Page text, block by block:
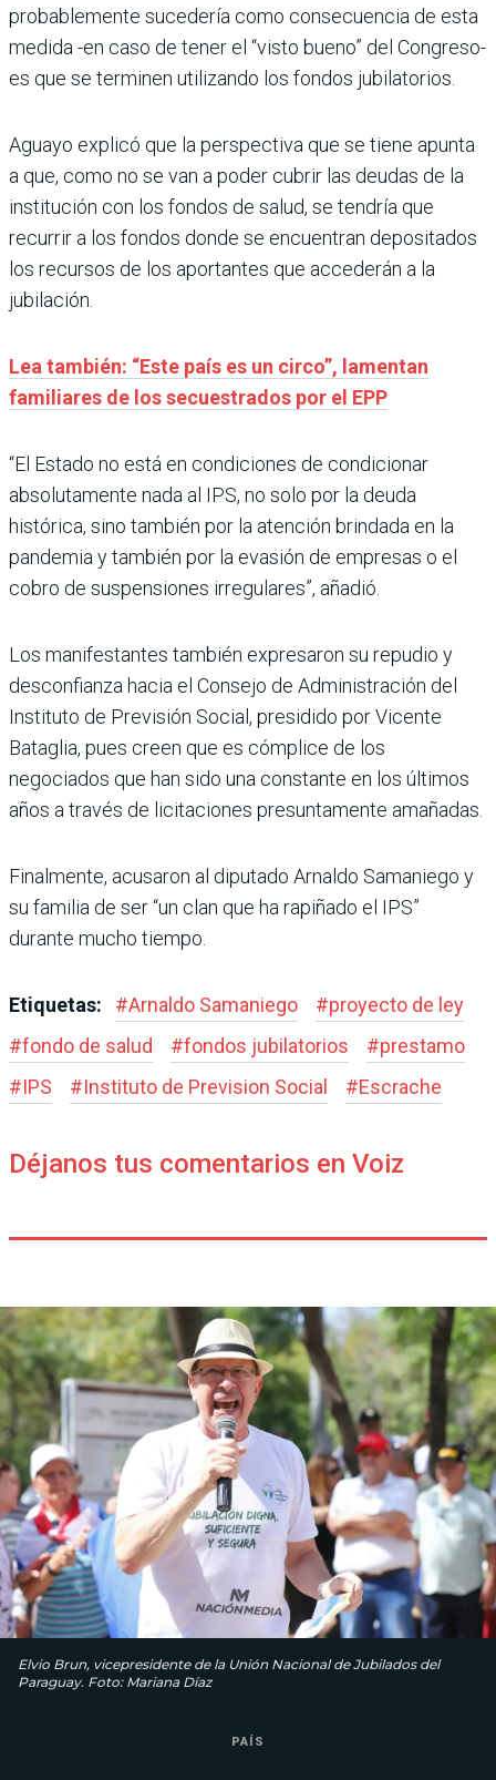
probablemente sucedería como consecuencia de esta
medida -en caso de tener el “visto bueno” del Congreso-
es que se terminen utilizando los fondos jubilatorios.
Aguayo explicó que la perspectiva que se tiene apunta
a que, como no se van a poder cubrir las deudas de la
institución con los fondos de salud, se tendría que
recurrir a los fondos donde se encuentran depositados
los recursos de los aportantes que accederán a la
jubilación.
Lea también: “Este país es un circo”, lamentan
familiares de los secuestrados por el EPP
“El Estado no está en condiciones de condicionar
absolutamente nada al IPS, no solo por la deuda
histórica, sino también por la atención brindada en la
pandemia y también por la evasión de empresas o el
cobro de suspensiones irregulares”, añadió.
Los manifestantes también expresaron su repudio y
desconfianza hacia el Consejo de Administración del
Instituto de Previsión Social, presidido por Vicente
Bataglia, pues creen que es cómplice de los
negociados que han sido una constante en los últimos
años a través de licitaciones presuntamente amañadas.
Finalmente, acusaron al diputado Arnaldo Samaniego y
su familia de ser “un clan que ha rapiñado el IPS”
durante mucho tiempo.
Etiquetas: #Arnaldo Samaniego #proyecto de ley
#fondo de salud #fondos jubilatorios #prestamo
#IPS #Instituto de Prevision Social #Escrache
Déjanos tus comentarios en Voiz
Elvio Brun, vicepresidente de la Unión Nacional de Jubilados del
Paraguay. Foto: Mariana Díaz
PAÍS